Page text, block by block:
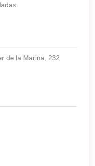
de la Marina, 232